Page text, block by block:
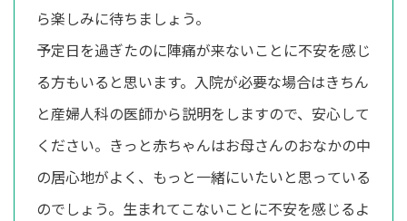
ら楽しみに待ちましょう。
予定日を過ぎたのに陣痛が来ないことに不安を感じ
る方もいると思います。入院が必要な場合はきちん
と産婦人科の医師から説明をしますので、安心して
ください。きっと赤ちゃんはお母さんのおなかの中
の居心地がよく、もっと一緒にいたいと思っている
のでしょう。生まれてこないことに不安を感じるよ